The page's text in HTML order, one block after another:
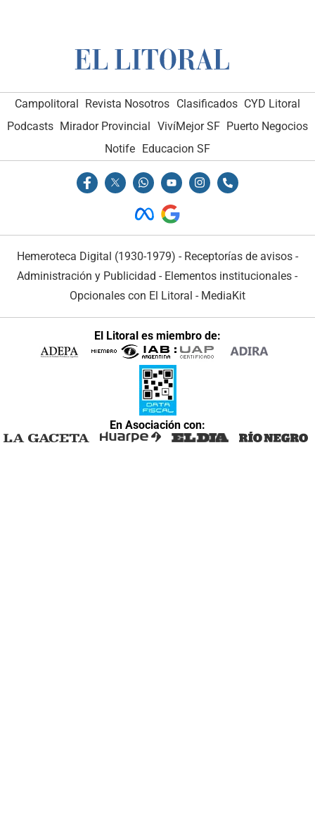
Campolitoral Revista Nosotros Clasificados CYD Litoral
Podcasts Mirador Provincial VivíMejor SF Puerto Negocios
Notife Educacion SF
Hemeroteca Digital (1930-1979) - Receptorías de avisos -
Administración y Publicidad - Elementos institucionales -
Opcionales con El Litoral - MediaKit
El Litoral es miembro de:
En Asociación con: